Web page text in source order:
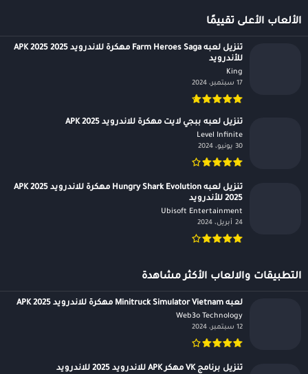
الألعاب الأعلى تقييمًا
تنزيل لعبه Farm Heroes Saga مهكرة للاندرويد APK 2025 2025
للأندرويد
King‏
17 سبتمبر، 2024
تنزيل لعبه ببجي لايت مهكرة للاندرويد APK 2025
Level Infinite‏
30 يونيو، 2024
تنزيل لعبه Hungry Shark Evolution مهكرة للاندرويد APK 2025
2025 للأندرويد
Ubisoft Entertainment‏
24 أبريل، 2024
التطبيقات والالعاب الأكثر مشاهدة
لعبه Minitruck Simulator Vietnam مهكرة للاندرويد APK 2025
Web3o Technology‏
12 سبتمبر، 2024
تنزيل برنامج VK مهكر APK للاندرويد 2025 للاندرويد